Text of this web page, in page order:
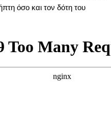
όσο και τον δότη του